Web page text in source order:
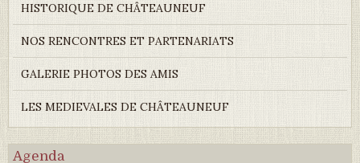
HISTORIQUE DE CHÂTEAUNEUF
NOS RENCONTRES ET PARTENARIATS
GALERIE PHOTOS DES AMIS
LES MEDIEVALES DE CHÂTEAUNEUF
Agenda